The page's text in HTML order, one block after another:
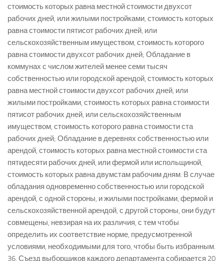
стоимость которых равна местной стоимости двухсот
рабочих дней, или жилыми постройками, стоимость которых
равна стоимости пятисот рабочих дней, или
сельскохозяйственным имуществом, стоимость которого
равна стоимости двухсот рабочих дней; Обладание в
коммунах с числом жителей менее семи тысяч
собственностью или городской арендой, стоимость которых
равна местной стоимости двухсот рабочих дней, или
жилыми постройками, стоимость которых равна стоимости
пятисот рабочих дней, или сельскохозяйственным
имуществом, стоимость которого равна стоимости ста
рабочих дней; Обладание в деревнях собственностью или
арендой, стоимость которых равна местной стоимости ста
пятидесяти рабочих дней, или фермой или испольщиной,
стоимость которых равна двумстам рабочим дням. В случае
обладания одновременно собственностью или городской
арендой, с одной стороны, и жилыми постройками, фермой и
сельскохозяйственной арендой, с другой стороны, они будут
совмещены, невзирая на их различия, с тем чтобы
определить их соответствие норме, предусмотренной
условиями, необходимыми для того, чтобы быть избранным.
36. Съезд выборщиков каждого департамента собирается 20